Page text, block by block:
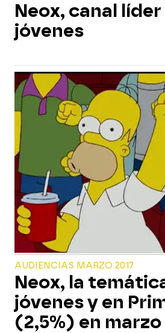
Neox, canal
jóvenes
AUDIENCIAS MARZO 2017
Neox, la
jóvenes y en
(2,5%) en marzo